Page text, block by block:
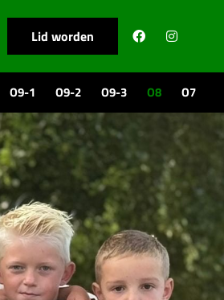
Lid worden
O9-1 O9-2 O9-3 O8 O7